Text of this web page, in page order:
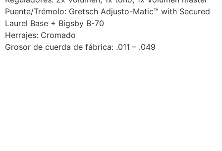
Puente/Trémolo: Gretsch Adjusto-Matic™ with Secured
Laurel Base + Bigsby B-70
Herrajes: Cromado
Grosor de cuerda de fábrica: .011 – .049